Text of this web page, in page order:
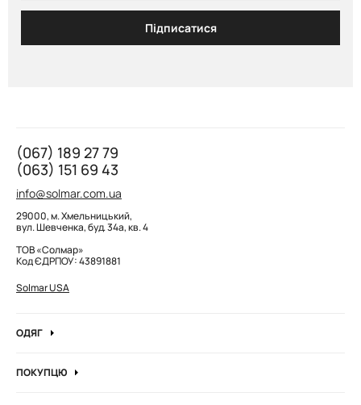
Підписатися
(067) 189 27 79
(063) 151 69 43
info@solmar.com.ua
29000, м. Хмельницький,
вул. Шевченка, буд. 34а, кв. 4
ТОВ «Солмар»
Код ЄДРПОУ: 43891881
Solmar USA
ОДЯГ
Кофти та джемпера
ПОКУПЦЮ